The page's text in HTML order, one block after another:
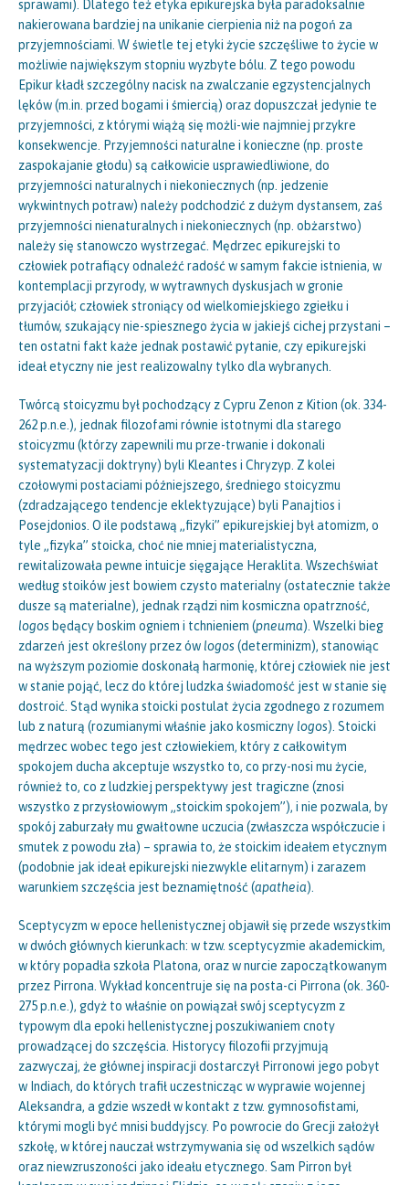
sprawami). Dlatego też etyka epikurejska była paradoksalnie
nakierowana bardziej na unikanie cierpienia niż na pogoń za
przyjemnościami. W świetle tej etyki życie szczęśliwe to życie w
możliwie największym stopniu wyzbyte bólu. Z tego powodu
Epikur kładł szczególny nacisk na zwalczanie egzystencjalnych
lęków (m.in. przed bogami i śmiercią) oraz dopuszczał jedynie te
przyjemności, z którymi wiążą się możli-wie najmniej przykre
konsekwencje. Przyjemności naturalne i konieczne (np. proste
zaspokajanie głodu) są całkowicie usprawiedliwione, do
przyjemności naturalnych i niekoniecznych (np. jedzenie
wykwintnych potraw) należy podchodzić z dużym dystansem, zaś
przyjemności nienaturalnych i niekoniecznych (np. obżarstwo)
należy się stanowczo wystrzegać. Mędrzec epikurejski to
człowiek potrafiący odnaleźć radość w samym fakcie istnienia, w
kontemplacji przyrody, w wytrawnych dyskusjach w gronie
przyjaciół; człowiek stroniący od wielkomiejskiego zgiełku i
tłumów, szukający nie-spiesznego życia w jakiejś cichej przystani –
ten ostatni fakt każe jednak postawić pytanie, czy epikurejski
ideał etyczny nie jest realizowalny tylko dla wybranych.
Twórcą stoicyzmu był pochodzący z Cypru Zenon z Kition (ok. 334-
262 p.n.e.), jednak filozofami równie istotnymi dla starego
stoicyzmu (którzy zapewnili mu prze-trwanie i dokonali
systematyzacji doktryny) byli Kleantes i Chryzyp. Z kolei
czołowymi postaciami późniejszego, średniego stoicyzmu
(zdradzającego tendencje eklektyzujące) byli Panajtios i
Posejdonios. O ile podstawą „fizyki” epikurejskiej był atomizm, o
tyle „fizyka” stoicka, choć nie mniej materialistyczna,
rewitalizowała pewne intuicje sięgające Heraklita. Wszechświat
według stoików jest bowiem czysto materialny (ostatecznie także
dusze są materialne), jednak rządzi nim kosmiczna opatrzność,
logos będący boskim ogniem i tchnieniem (pneuma). Wszelki bieg
zdarzeń jest określony przez ów logos (determinizm), stanowiąc
na wyższym poziomie doskonałą harmonię, której człowiek nie jest
w stanie pojąć, lecz do której ludzka świadomość jest w stanie się
dostroić. Stąd wynika stoicki postulat życia zgodnego z rozumem
lub z naturą (rozumianymi właśnie jako kosmiczny logos). Stoicki
mędrzec wobec tego jest człowiekiem, który z całkowitym
spokojem ducha akceptuje wszystko to, co przy-nosi mu życie,
również to, co z ludzkiej perspektywy jest tragiczne (znosi
wszystko z przysłowiowym „stoickim spokojem”), i nie pozwala, by
spokój zaburzały mu gwałtowne uczucia (zwłaszcza współczucie i
smutek z powodu zła) – sprawia to, że stoickim ideałem etycznym
(podobnie jak ideał epikurejski niezwykle elitarnym) i zarazem
warunkiem szczęścia jest beznamiętność (apatheia).
Sceptycyzm w epoce hellenistycznej objawił się przede wszystkim
w dwóch głównych kierunkach: w tzw. sceptycyzmie akademickim,
w który popadła szkoła Platona, oraz w nurcie zapoczątkowanym
przez Pirrona. Wykład koncentruje się na posta-ci Pirrona (ok. 360-
275 p.n.e.), gdyż to właśnie on powiązał swój sceptycyzm z
typowym dla epoki hellenistycznej poszukiwaniem cnoty
prowadzącej do szczęścia. Historycy filozofii przyjmują
zazwyczaj, że głównej inspiracji dostarczył Pirronowi jego pobyt
w Indiach, do których trafił uczestnicząc w wyprawie wojennej
Aleksandra, a gdzie wszedł w kontakt z tzw. gymnosofistami,
którymi mogli być mnisi buddyjscy. Po powrocie do Grecji założył
szkołę, w której nauczał wstrzymywania się od wszelkich sądów
oraz niewzruszoności jako ideału etycznego. Sam Pirron był